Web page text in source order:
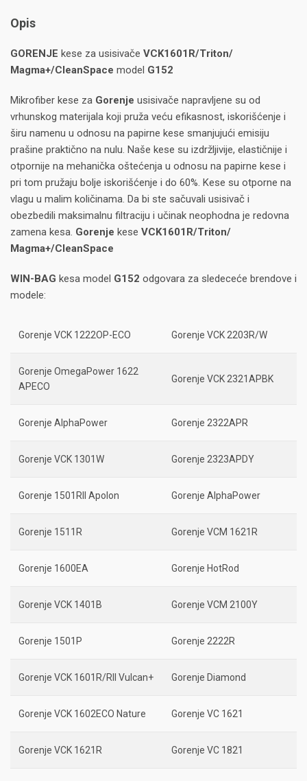
Opis
GORENJE kese za usisivače VCK1601R/Triton/
Magma+/CleanSpace model G152
Mikrofiber kese za Gorenje usisivače napravljene su od
vrhunskog materijala koji pruža veću efikasnost, iskorišćenje i
širu namenu u odnosu na papirne kese smanjujući emisiju
prašine praktično na nulu. Naše kese su izdržljivije, elastičnije i
otpornije na mehanička oštećenja u odnosu na papirne kese i
pri tom pružaju bolje iskorišćenje i do 60%. Kese su otporne na
vlagu u malim količinama. Da bi ste sačuvali usisivač i
obezbedili maksimalnu filtraciju i učinak neophodna je redovna
zamena kesa. Gorenje kese VCK1601R/Triton/
Magma+/CleanSpace
WIN-BAG kesa model G152 odgovara za sledeceće brendove i
modele:
Gorenje VCK 1222OP-ECO Gorenje VCK 2203R/W
Gorenje OmegaPower 1622
APECO
Gorenje VCK 2321APBK
Gorenje AlphaPower Gorenje 2322APR
Gorenje VCK 1301W Gorenje 2323APDY
Gorenje 1501RII Apolon Gorenje AlphaPower
Gorenje 1511R Gorenje VCM 1621R
Gorenje 1600EA Gorenje HotRod
Gorenje VCK 1401B Gorenje VCM 2100Y
Gorenje 1501P Gorenje 2222R
Gorenje VCK 1601R/RII Vulcan+ Gorenje Diamond
Gorenje VCK 1602ECO Nature Gorenje VC 1621
Gorenje VCK 1621R Gorenje VC 1821